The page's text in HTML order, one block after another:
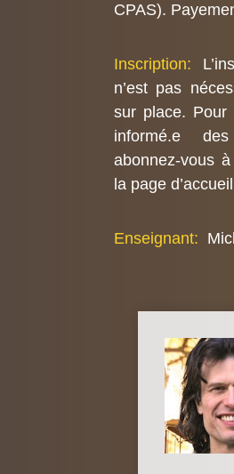
CPAS).
Inscription:
n’est pas
sur place.
informé.e
abonnez-vous
la page
Enseignant: